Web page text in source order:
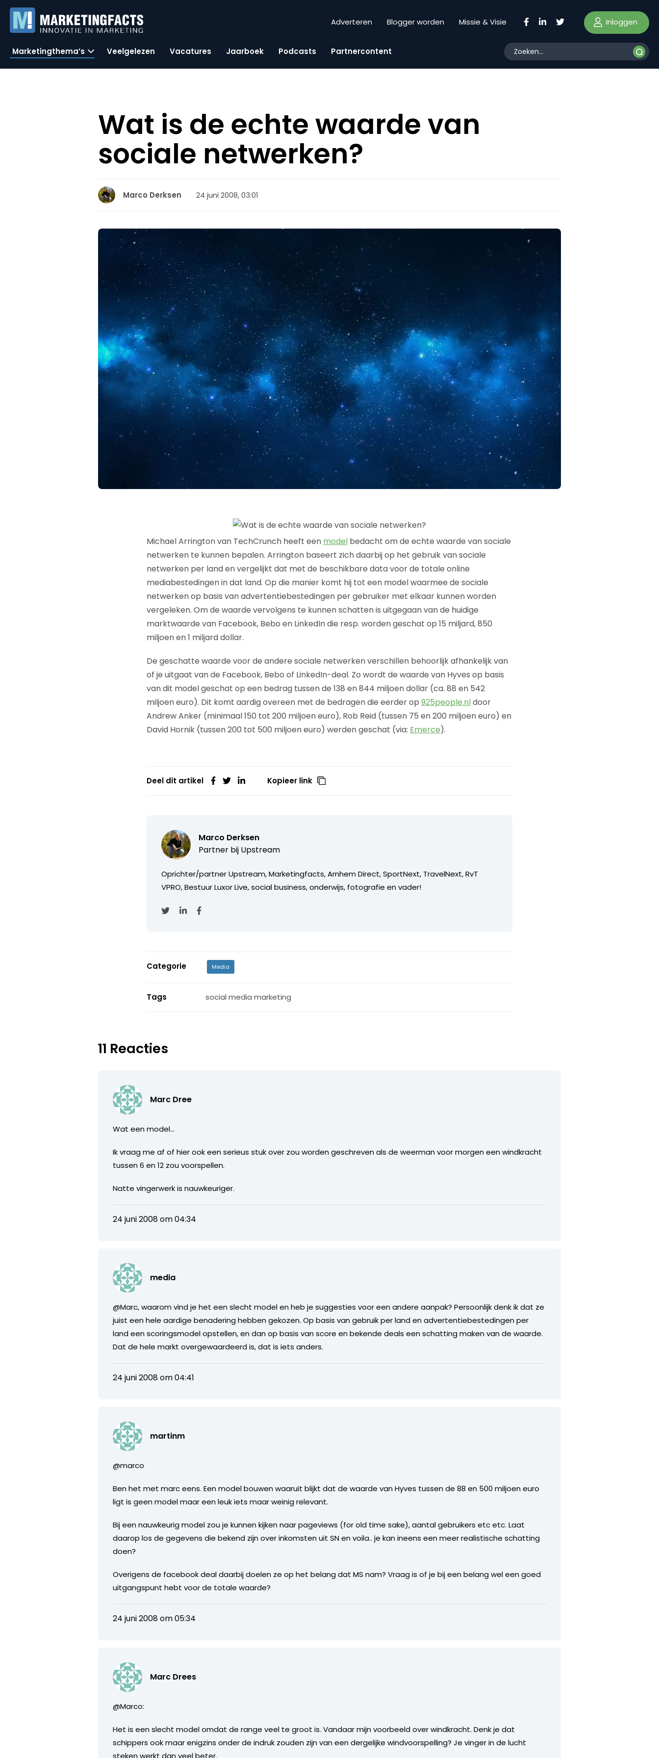
Adverteren Blogger worden Missie & Visie Inloggen
Marketingthema’s Veelgelezen Vacatures Jaarboek Podcasts Partnercontent
Wat is de echte waarde van
sociale netwerken?
Marco Derksen 24 juni 2008, 03:01
Michael Arrington van TechCrunch heeft een modelbedacht om de echte waarde van sociale
netwerken te kunnen bepalen. Arrington baseert zich daarbij op het gebruik van sociale
netwerken per land en vergelijkt dat met de beschikbare data voor de totale online
mediabestedingen in dat land. Op die manier komt hij tot een model waarmee de sociale
netwerken op basis van advertentiebestedingen per gebruiker met elkaar kunnen worden
vergeleken. Om de waarde vervolgens te kunnen schatten is uitgegaan van de huidige
marktwaarde van Facebook, Bebo en LinkedIn die resp. worden geschat op 15 miljard, 850
miljoen en 1 miljard dollar.
De geschatte waarde voor de andere sociale netwerken verschillen behoorlijk afhankelijk van
of je uitgaat van de Facebook, Bebo of LinkedIn-deal. Zo wordt de waarde van Hyves op basis
van dit model geschat op een bedrag tussen de 138 en 844 miljoen dollar (ca. 88 en 542
miljoen euro). Dit komt aardig overeen met de bedragen die eerder op 925people.nldoor
Andrew Anker (minimaal 150 tot 200 miljoen euro), Rob Reid (tussen 75 en 200 miljoen euro) en
David Hornik (tussen 200 tot 500 miljoen euro) werden geschat (via: Emerce).
Deel dit artikel Kopieer link
Marco Derksen
Partner bij Upstream
Oprichter/partner Upstream, Marketingfacts, Arnhem Direct, SportNext, TravelNext, RvT
VPRO, Bestuur Luxor Live, social business, onderwijs, fotografie en vader!
Categorie Media
Tags social media marketing
11 Reacties
Marc Dree
Wat een model…
Ik vraag me af of hier ook een serieus stuk over zou worden geschreven als de weerman voor morgen een windkracht
tussen 6 en 12 zou voorspellen.
Natte vingerwerk is nauwkeuriger.
24 juni 2008 om 04:34
media
@Marc, waarom vind je het een slecht model en heb je suggesties voor een andere aanpak? Persoonlijk denk ik dat ze
juist een hele aardige benadering hebben gekozen. Op basis van gebruik per land en advertentiebestedingen per
land een scoringsmodel opstellen, en dan op basis van score en bekende deals een schatting maken van de waarde.
Dat de hele markt overgewaardeerd is, dat is iets anders.
24 juni 2008 om 04:41
martinm
@marco
Ben het met marc eens. Een model bouwen waaruit blijkt dat de waarde van Hyves tussen de 88 en 500 miljoen euro
ligt is geen model maar een leuk iets maar weinig relevant.
Bij een nauwkeurig model zou je kunnen kijken naar pageviews (for old time sake), aantal gebruikers etc etc. Laat
daarop los de gegevens die bekend zijn over inkomsten uit SN en voila.. je kan ineens een meer realistische schatting
doen?
Overigens de facebook deal daarbij doelen ze op het belang dat MS nam? Vraag is of je bij een belang wel een goed
uitgangspunt hebt voor de totale waarde?
24 juni 2008 om 05:34
Marc Drees
@Marco:
Het is een slecht model omdat de range veel te groot is. Vandaar mijn voorbeeld over windkracht. Denk je dat
schippers ook maar enigzins onder de indruk zouden zijn van een dergelijke windvoorspelling? Je vinger in de lucht
steken werkt dan veel beter.